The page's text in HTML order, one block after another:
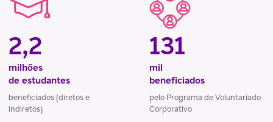
2,2
milhões
de estudantes
beneficiados (diretos e
indiretos)
131
mil
beneficiados
pelo Programa de Voluntariado
Corporativo